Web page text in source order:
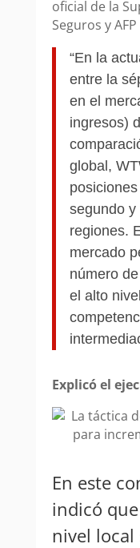
oficial de la
Seguros y AFP
“En la
entre la
en el
ingresos)
global,
segundo
regiones.
mercado
número
el alto
Explicó el
En este
indicó
nivel